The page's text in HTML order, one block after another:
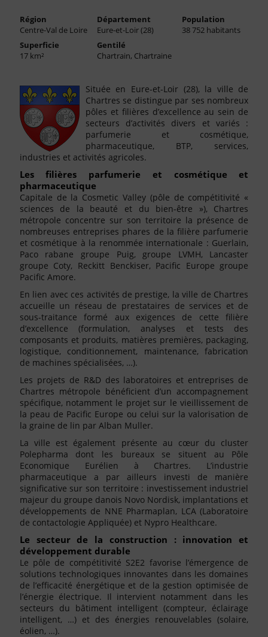
Région
Centre-Val de Loire
Département
Eure-et-Loir (28)
Population
38 752 habitants
Superficie
17 km²
Gentilé
Chartrain, Chartraine
Située en Eure-et-Loir (28), la ville de
Chartres se distingue par ses nombreux
pôles et filières d’excellence au sein de
secteurs d’activités divers et variés :
parfumerie et cosmétique,
pharmaceutique, BTP, services,
industries et activités agricoles.
Les filières parfumerie et cosmétique et
pharmaceutique
Capitale de la Cosmetic Valley (pôle de compétitivité «
sciences de la beauté et du bien-être »), Chartres
métropole concentre sur son territoire la présence de
nombreuses entreprises phares de la filière parfumerie
et cosmétique à la renommée internationale : Guerlain,
Paco rabane groupe Puig, groupe LVMH, Lancaster
groupe Coty, Reckitt Benckiser, Pacific Europe groupe
Pacific Amore.
En lien avec ces activités de prestige, la ville de Chartres
accueille un réseau de prestataires de services et de
sous-traitance formé aux exigences de cette filière
d’excellence (formulation, analyses et tests des
composants et produits, matières premières, packaging,
logistique, conditionnement, maintenance, fabrication
de machines spécialisées, …).
Les projets de R&D des laboratoires et entreprises de
Chartres métropole bénéficient d’un accompagnement
spécifique, notamment le projet sur le vieillissement de
la peau de Pacific Europe ou celui sur la valorisation de
la graine de lin par Alban Muller.
La ville est également présente au cœur du cluster
Polepharma dont les bureaux se situent au Pôle
Economique Eurélien à Chartres. L’industrie
pharmaceutique a par ailleurs investi de manière
significative sur son territoire : investissement industriel
majeur du groupe danois Novo Nordisk, implantations et
développements de NNE Pharmaplan, LCA (Laboratoire
de contactologie Appliquée) et Nypro Healthcare.
Le secteur de la construction : innovation et
développement durable
Le pôle de compétitivité S2E2 favorise l’émergence de
solutions technologiques innovantes dans les domaines
de l’efficacité énergétique et de la gestion optimisée de
l’énergie électrique. Il intervient notamment dans les
secteurs du bâtiment intelligent (compteur, éclairage
intelligent, …) et des énergies renouvelables (solaire,
éolien, …).